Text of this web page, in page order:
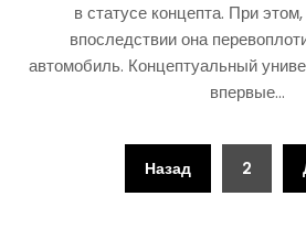
в статусе концепта. При
впоследствии она
автомобиль. Концептуальный
впервые…
Пагинация
Назад 2